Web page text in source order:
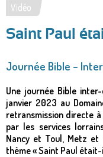
Vous
êtes
ici
Vidéo
Saint Paul
Journée Bible –
Une journée Bible
janvier 2023 au
retransmission directe à
par les services
Nancy et Toul, Metz
thème « Saint Paul était-